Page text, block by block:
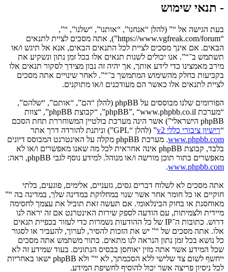
- תנאי שימוש
בעת הגישה אל “” (להלן “אנחנו”, “אותנו”, “שלנו”, “”,
“https://www.vgfreak.com/forum”), אתה מסכים לציית לתנאים
הבאים. אם אינך מסכים לציית לכל התנאים הבאים, אנא אל תיגש ו/או
תשתמש ב־“”. אנו יכולים לשנות תנאים אלו בכל זמן נתון ונשקיע את
מירב מאמצינו כדי לידע אותך, אך יהיה זה נבון מצידך לסקור תנאים אלו
בקביעות כחלק מהשימוש המתמשך ב־“”. לאחר שינויים אתה מסכים
לציית לתנאים אלו כאשר הם מעודכנים ו/או מתוקנים.
הפורומים שלנו מבוססים על phpBB (להלן “הם”, “אותם”, “שלהם”,
“מערכת phpBB”, “www.phpbb.co.il”, “קבוצת phpBB”, “צוות
phpBB הישראלי”) אשר הינה מערכת בולטיין המשוחררת תחת הסכם
“רישיון ציבורי כללי v2
” (להלן “GPL”) וניתנת להורדה דרך אתר
www.phpbb.com
. מערכת phpBB מקלה על האינטרנט המבוסס דיונים
בלבד, קבוצת phpBB אינה אחראית לכל מה שאנו מאפשרים ו/או לא
מאפשרים בתור תוכן מורשה ו/או מנוהל. למידע נוסף לגבי phpBB, ראה:
www.phpbb.com
.
אתה מסכים לא לשלוח דברים גסים, גזעניים, אלימים, פוגעים, בלתי
חוקיים או כל חומר אחר אשר שנוי במחלוקת במדינה שלך, במדינה בה “”
מאוחסנת או בחוק הבינלאומי. אם תעשה זאת תוביל את עצמך לחסימה
מיידית ולצמיתות, עם הודעה לספק שירות האינטרנט אם זה יראה לנו
דרוש. כתובות ה־IP של כל ההודעות נשמרות כדי לעזור בכפיית תנאים
אלו. אתה מסכים של “” יש את הזכות להסיר, לערוך, להעביר או לסגור
כל נושא בכל זמן נתון הנראה לנו מתאים. בתור משתמש אתה מסכים
שכל המידע אשר אתה מזין יאוחסן בבסיס הנתונים. בעוד שמידע זה לא
ייחשף לשום צד שלישי ללא הסכמתך, לא “” ולא phpBB ישאו באחריות
לכל ניסיון פריצה אשר יכול להוסיף לחשיפת המידע.